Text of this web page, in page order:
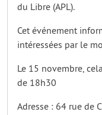
du Libre (APL).
Cet événement
intéressées par le
Le 15 novembre,
de 18h30
Adresse : 64 rue de